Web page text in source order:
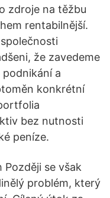
zdroje na těžbu
rentabilnější.
že zavedeme
a
konkrétní
bez nutnosti
peníze.
Později se však
problém, který